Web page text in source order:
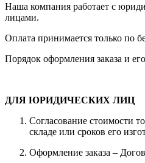
Наша компания работает с
лицами.
Оплата принимается только по
Порядок оформления заказа и
ДЛЯ ЮРИДИЧЕСКИХ ЛИЦ
Согласование стоимости
складе или сроков его
Оформление заказа –